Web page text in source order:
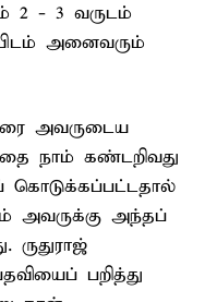
2 - 3 வருடம்
அனைவரும்
அவருடைய
நாம் கண்டறிவது
கொடுக்கப்பட்டதால்
அவருக்கு அந்தப்
ருதுராஜ்
பறித்து